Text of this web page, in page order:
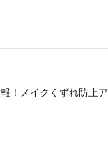
！メイクくずれ防止